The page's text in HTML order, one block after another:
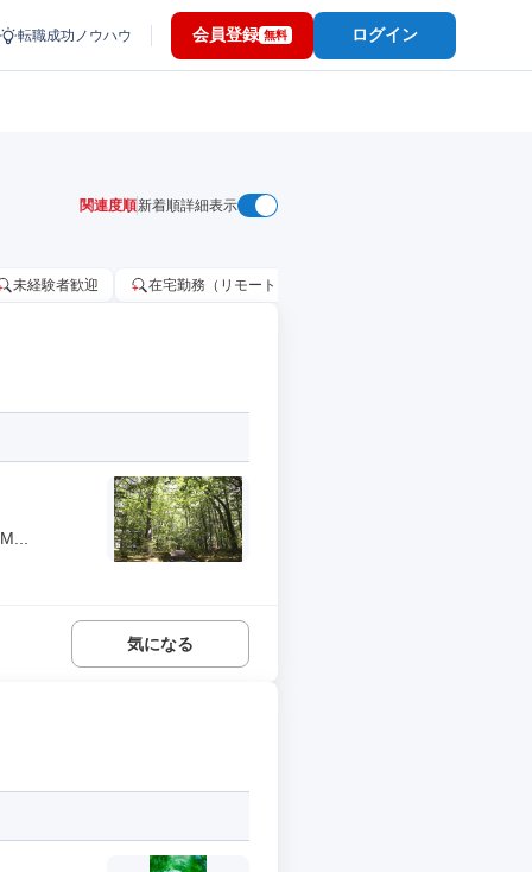
転職成功ノウハウ 会員登録 無料 ログイン
関連度順新着順詳細表示
未経験者歓迎 在宅勤務（リモートワーク）OK
気になる